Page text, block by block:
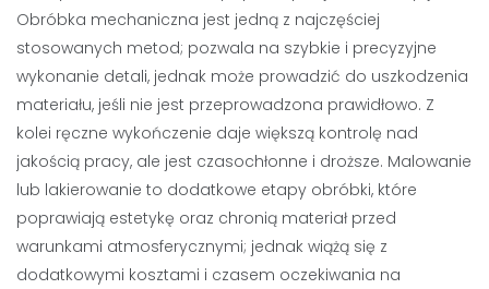
Obróbka mechaniczna jest jedną z najczęściej
stosowanych metod; pozwala na szybkie i precyzyjne
wykonanie detali, jednak może prowadzić do uszkodzenia
materiału, jeśli nie jest przeprowadzona prawidłowo. Z
kolei ręczne wykończenie daje większą kontrolę nad
jakością pracy, ale jest czasochłonne i droższe. Malowanie
lub lakierowanie to dodatkowe etapy obróbki, które
poprawiają estetykę oraz chronią materiał przed
warunkami atmosferycznymi; jednak wiążą się z
dodatkowymi kosztami i czasem oczekiwania na